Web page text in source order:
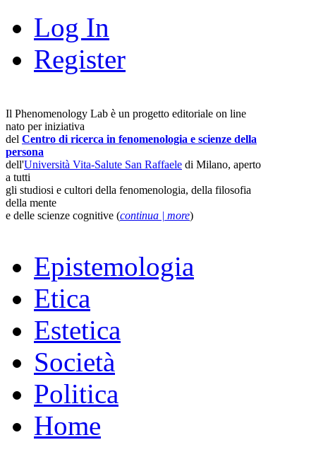
Log In
Register
Il Phenomenology Lab è un progetto editoriale on line
nato per iniziativa
del Centro di ricerca in fenomenologia e scienze della
persona
dell'Università Vita-Salute San Raffaele di Milano, aperto
a tutti
gli studiosi e cultori della fenomenologia, della filosofia
della mente
e delle scienze cognitive (continua | more)
Epistemologia
Etica
Estetica
Società
Politica
Home